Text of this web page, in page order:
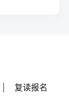
复读报名